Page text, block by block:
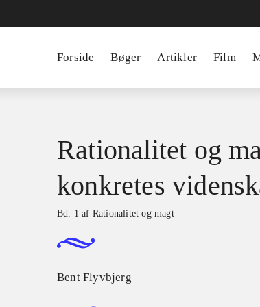
Forside Bøger Artikler Film
Rationalitet og
konkretes
Bd. 1 af Rationalitet og magt
Bent Flyvbjerg